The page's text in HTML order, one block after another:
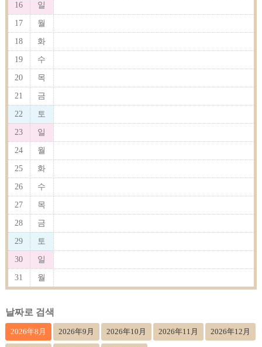
16 일
17 월
18 화
19 수
20 목
21 금
22 토
23 일
24 월
25 화
26 수
27 목
28 금
29 토
30 일
31 월
날짜로 검색
2026年8月 2026年9月 2026年10月 2026年11月 2026年12月